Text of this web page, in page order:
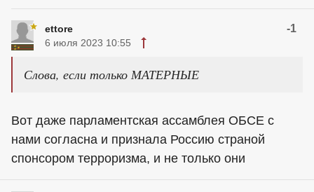
ettore -1
6 июля 2023 10:55
Слова, если только МАТЕРНЫЕ
Вот даже парламентская ассамблея ОБСЕ с
нами согласна и признала Россию страной
спонсором терроризма, и не только они